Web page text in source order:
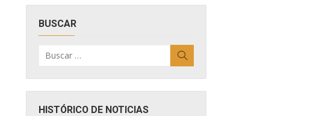
BUSCAR
por:
HISTÓRICO DE NOTICIAS